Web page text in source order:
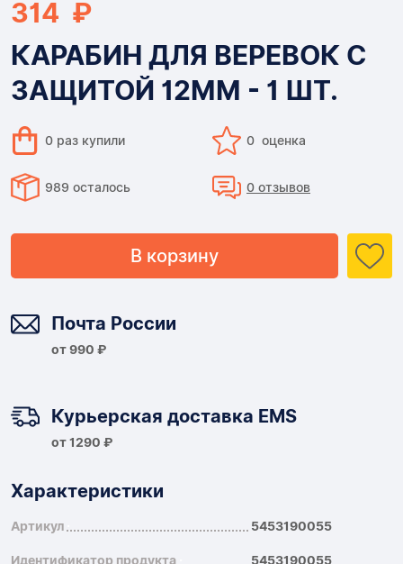
314 ₽
КАРАБИН ДЛЯ ВЕРЕВОК С
ЗАЩИТОЙ 12ММ - 1 ШТ.
0 раз купили 0 оценка
989 осталось 0 отзывов
В корзину
Почта России
от 990 ₽
Курьерская доставка EMS
от 1290 ₽
Характеристики
Артикул 5453190055
Идентификатор продукта 5453190055